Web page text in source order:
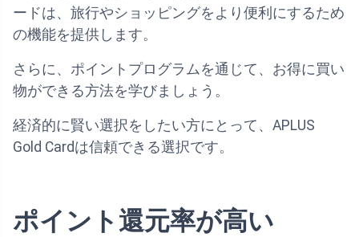
ードは、旅行やショッピングをより便利にするため
の機能を提供します。
さらに、ポイントプログラムを通じて、お得に買い
物ができる方法を学びましょう。
経済的に賢い選択をしたい方にとって、APLUS
Gold Cardは信頼できる選択です。
ポイント還元率が高い